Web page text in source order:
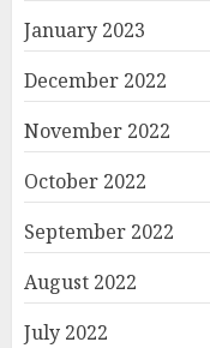
January 2023
December 2022
November 2022
October 2022
September 2022
August 2022
July 2022